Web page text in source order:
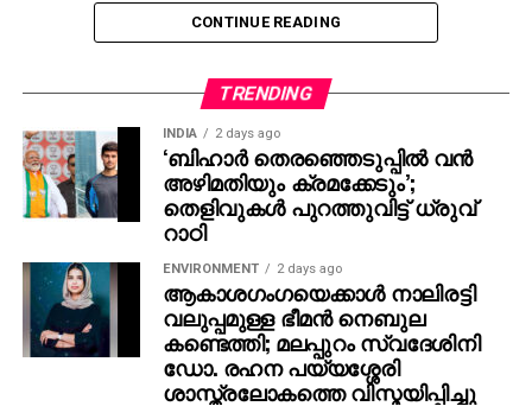
പൊതുവേദിയില്‍ സംസാരിക്കാന്‍ പറ്റുന്നില്ല’ അതിന്റെ
പങ്കെടുക്കാന്‍ താല്‍പര്യമില്ലെന്നല്ല,
താല്‍പര്യമുണ്ട്’പക്ഷേ കഴിയുന്നില്ല. പിന്നെ പത്ത്
പേരില്‍ രണ്ടുപേര്‍ എനിക്കു ചൊറിയും എന്റെ
സ്വഭാവത്തിന് അനുസരിച്ച് ഞാന്‍ എന്തെങ്കിലുമൊക്കെ
പറയാം, അതാണ് പിന്നെ പ്രശ്‌നമാകുന്നത്.
അതിനേക്കാള്‍ നല്ലത് വീടിനുള്ളില്‍ ഇരിക്കുക
തന്നെയാണ്, എന്നാണ് വിനായകന്‍ വ്യക്തമാക്കിയത്.
CONTINUE READING
TRENDING
INDIA 2 days ago
‘ബിഹാർ തെരഞ്ഞെടുപ്പിൽ വൻ
അഴിമതിയും ക്രമക്കേടും’;
തെളിവുകൾ പുറത്തുവിട്ട് ധ്രുവ്
റാഠി
ENVIRONMENT 2 days ago
ആകാശഗംഗയെക്കാള്‍ നാലിരട്ടി
വലുപ്പമുള്ള ഭീമന്‍ നെബുല
കണ്ടെത്തി; മലപ്പുറം സ്വദേശിനി
ഡോ. രഹന പയ്യശ്ശേരി
ശാസ്ത്രലോകത്തെ വിസ്മയിപ്പിച്ചു